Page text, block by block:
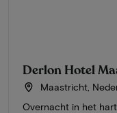
Derlon Hotel
Maastricht,
Overnacht in het